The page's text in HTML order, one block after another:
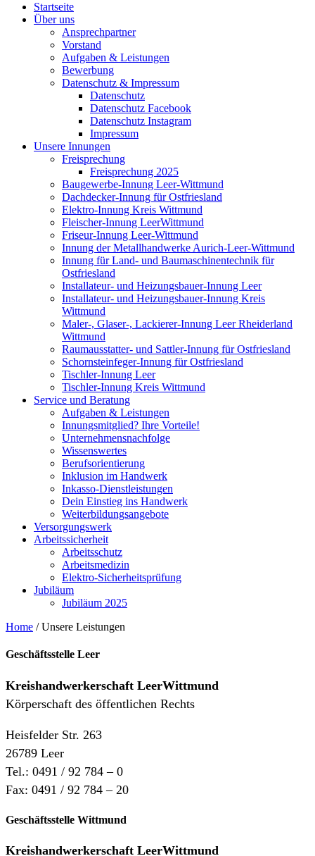
Startseite
Über uns
Ansprechpartner
Vorstand
Aufgaben & Leistungen
Bewerbung
Datenschutz & Impressum
Datenschutz
Datenschutz Facebook
Datenschutz Instagram
Impressum
Unsere Innungen
Freisprechung
Freisprechung 2025
Baugewerbe-Innung Leer-Wittmund
Dachdecker-Innung für Ostfriesland
Elektro-Innung Kreis Wittmund
Fleischer-Innung LeerWittmund
Friseur-Innung Leer-Wittmund
Innung der Metallhandwerke Aurich-Leer-Wittmund
Innung für Land- und Baumaschinentechnik für
Ostfriesland
Installateur- und Heizungsbauer-Innung Leer
Installateur- und Heizungsbauer-Innung Kreis
Wittmund
Maler-, Glaser-, Lackierer-Innung Leer Rheiderland
Wittmund
Raumausstatter- und Sattler-Innung für Ostfriesland
Schornsteinfeger-Innung für Ostfriesland
Tischler-Innung Leer
Tischler-Innung Kreis Wittmund
Service und Beratung
Aufgaben & Leistungen
Innungsmitglied? Ihre Vorteile!
Unternehmensnachfolge
Wissenswertes
Berufsorientierung
Inklusion im Handwerk
Inkasso-Dienstleistungen
Dein Einstieg ins Handwerk
Weiterbildungsangebote
Versorgungswerk
Arbeitssicherheit
Arbeitsschutz
Arbeitsmedizin
Elektro-Sicherheitsprüfung
Jubiläum
Jubiläum 2025
Home / Unsere Leistungen
Geschäftsstelle Leer
Kreishandwerkerschaft LeerWittmund
Körperschaft des öffentlichen Rechts
Heisfelder Str. 263
26789 Leer
Tel.: 0491 / 92 784 – 0
Fax: 0491 / 92 784 – 20
Geschäftsstelle Wittmund
Kreishandwerkerschaft LeerWittmund